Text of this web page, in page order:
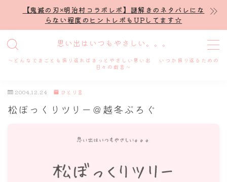
【鬼滅の刃×明治村コラボレポ】謎解きのネタバレにな
らない程度のヒントレポもUPしてます☆
思い出はいつもやさしい。。。
～どんなできごとも振り返ればきっとやさしい思い出 いつか振り返るための
日々の戯言～
MENU
プロフィール
2004.12.24 ひとり言
松ぼっくりツリー＠越冬ぶろぐ